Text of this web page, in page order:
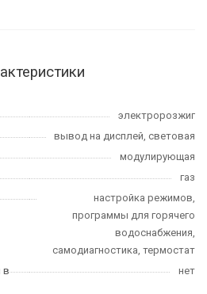
электророзжиг
вывод на дисплей, световая
модулирующая
газ
настройка режимов,
программы для горячего
водоснабжения,
самодиагностика, термостат
в
нет